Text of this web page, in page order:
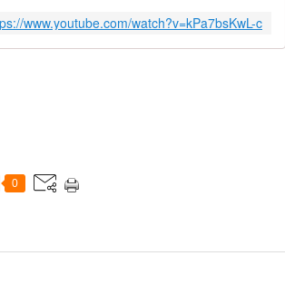
www.youtube.com/watch?v=kPa7bsKwL-c
0